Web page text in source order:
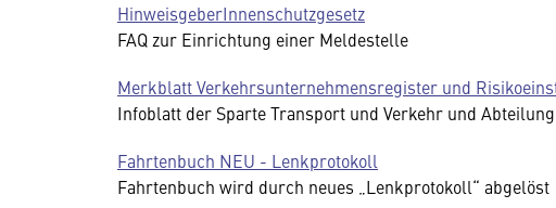
HinweisgeberInnenschutzgesetz
FAQ zur Einrichtung einer Meldestelle
Merkblatt Verkehrsunternehmensregister und
Infoblatt der Sparte Transport und Verkehr und
Fahrtenbuch NEU - Lenkprotokoll
Fahrtenbuch wird durch neues „Lenkprotokoll“ abgelöst